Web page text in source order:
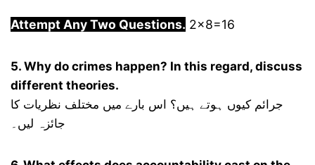
Attempt Any Two Questions. 2×8=16
5. Why do crimes happen? In this regard, discuss
different theories.
جرائم کیوں ہوتے ہیں؟ اس بارے میں مختلف نظریات کا
جائزہ لیں۔